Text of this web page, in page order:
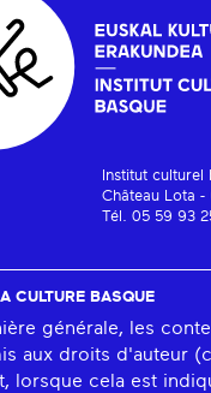
Institut culturel
Château Lota -
Tél. 05 59 93
CULTURE BASQUE
générale, les
aux droits d'auteur
lorsque cela est